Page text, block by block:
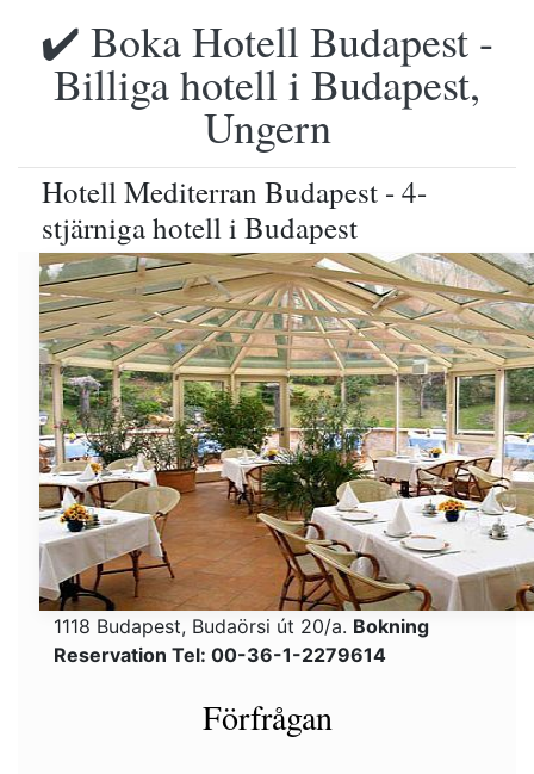
✔️ Boka Hotell Budapest -
Billiga hotell i Budapest,
Ungern
Hotell Mediterran Budapest - 4-
stjärniga hotell i Budapest
1118 Budapest, Budaörsi út 20/a. Bokning
Reservation Tel: 00-36-1-2279614
Förfrågan